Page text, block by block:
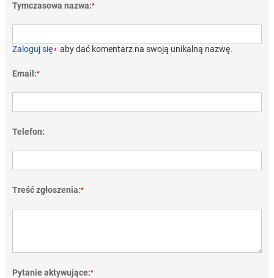
Tymczasowa nazwa:*
Zaloguj się› aby dać komentarz na swoją unikalną nazwę.
Email:*
Telefon:
Treść zgłoszenia:*
Pytanie aktywujące:*